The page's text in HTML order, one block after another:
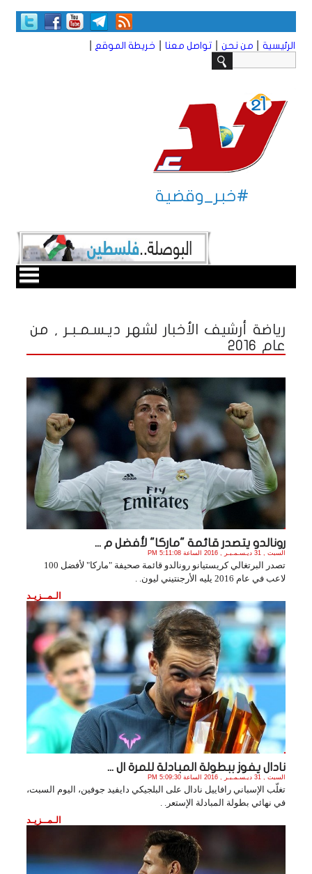
الرئيسية من نحن تواصل معنا خريطة الموقع
#خبر_وقضية
رياضة أرشيف الأخبار لشهر ديـسـمـبـر , من
عام 2016
رونالدو يتصدر قائمة "ماركا" لأفضل م ...
السبت , 31 ديـسـمـبـر , 2016 الساعة 5:11:08 PM
تصدر البرتغالي كريستيانو رونالدو قائمة صحيفة "ماركا" لأفضل 100
لاعب في عام 2016 يليه الأرجنتيني ليون. .
الـمــزيـد
نادال يفوز ببطولة المبادلة للمرة ال ...
السبت , 31 ديـسـمـبـر , 2016 الساعة 5:09:30 PM
تغلّب الإسباني رافاييل نادال على البلجيكي دايفيد جوفين، اليوم السبت،
في نهائي بطولة المبادلة الإستعر. .
الـمــزيـد